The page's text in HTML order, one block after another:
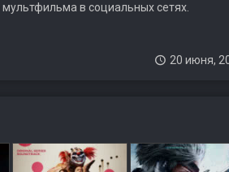
в социальных сетях.
20 июня,